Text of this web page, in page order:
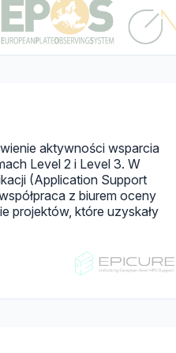
aktywności wsparcia
Level 2 i Level 3. W
(Application Support
z biurem oceny
projektów, które uzyskały